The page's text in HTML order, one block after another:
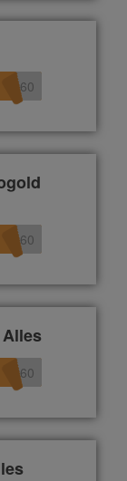
360
360
360